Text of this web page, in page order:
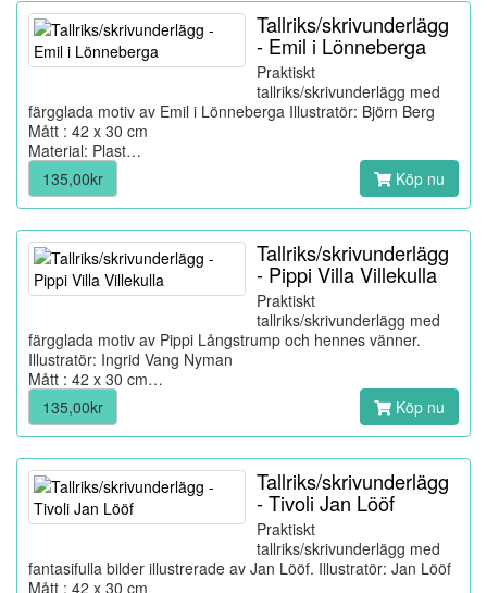
Tallriks/skrivunderlägg
- Emil i Lönneberga
Praktiskt
tallriks/skrivunderlägg med
färgglada motiv av Emil i Lönneberga Illustratör: Björn Berg
Mått : 42 x 30 cm
Material: Plast…
135,00kr
Köp nu
Tallriks/skrivunderlägg
- Pippi Villa Villekulla
Praktiskt
tallriks/skrivunderlägg med
färgglada motiv av Pippi Långstrump och hennes vänner.
Illustratör: Ingrid Vang Nyman
Mått : 42 x 30 cm…
135,00kr
Köp nu
Tallriks/skrivunderlägg
- Tivoli Jan Lööf
Praktiskt
tallriks/skrivunderlägg med
fantasifulla bilder illustrerade av Jan Lööf. Illustratör: Jan Lööf
Mått : 42 x 30 cm